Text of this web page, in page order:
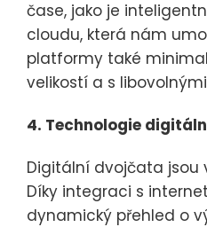
čase, jako je
cloudu, která nám
platformy také
velikostí a s
4. Technologie
Digitální dvojčata jsou
Díky integraci s
dynamický přehled o